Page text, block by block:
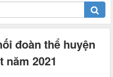
đoàn thể huyện
năm 2021